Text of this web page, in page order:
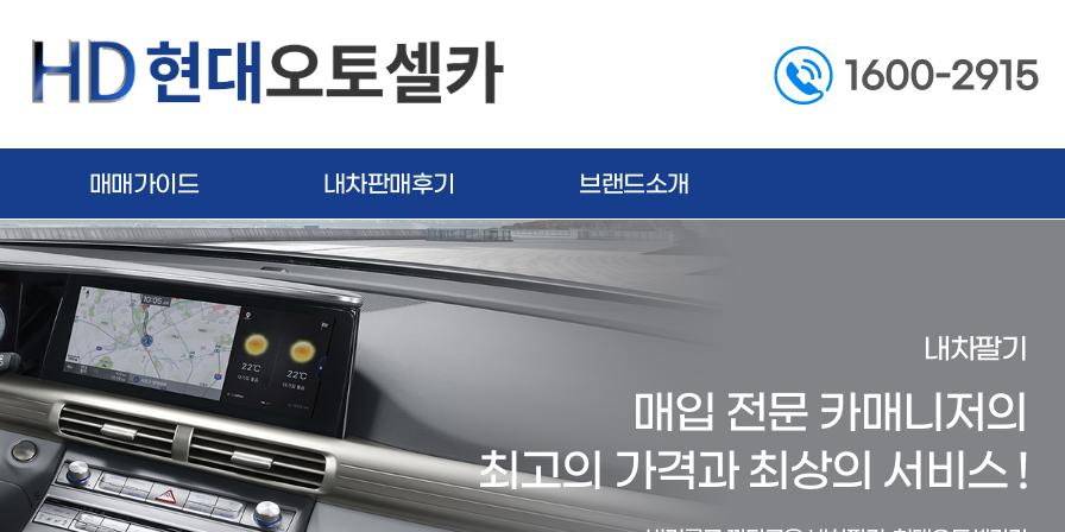
1600-2915
매매가이드 내차판매후기 브랜드소개
내차팔기
매입 전문 카매니저의
최고의 가격과 최상의 서비스 !